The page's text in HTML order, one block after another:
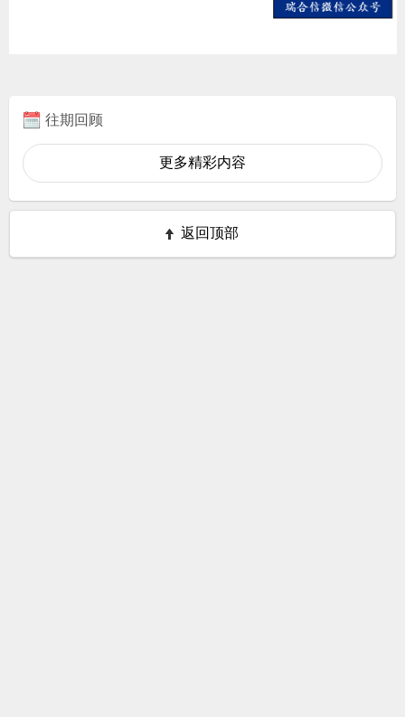
往期回顾
更多精彩内容
返回顶部